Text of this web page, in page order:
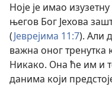
Ноје је имао
његов Бог Јехова
(Јеврејима 11:7). Али
важна оног тренутка
Никако. Она ће им и
данима који